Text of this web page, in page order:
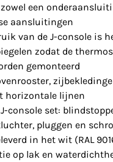
een
aansluitingen
van de J-console is
zodat de
gemonteerd
horizontale lijnen
console set:
pluggen en
in het wit (RAL
op lak en